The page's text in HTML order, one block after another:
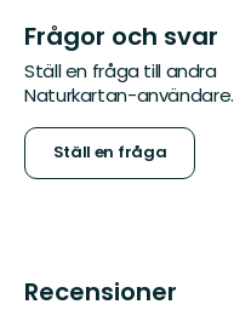
Frågor och svar
Ställ en fråga till andra
Naturkartan-användare.
Ställ en fråga
Recensioner